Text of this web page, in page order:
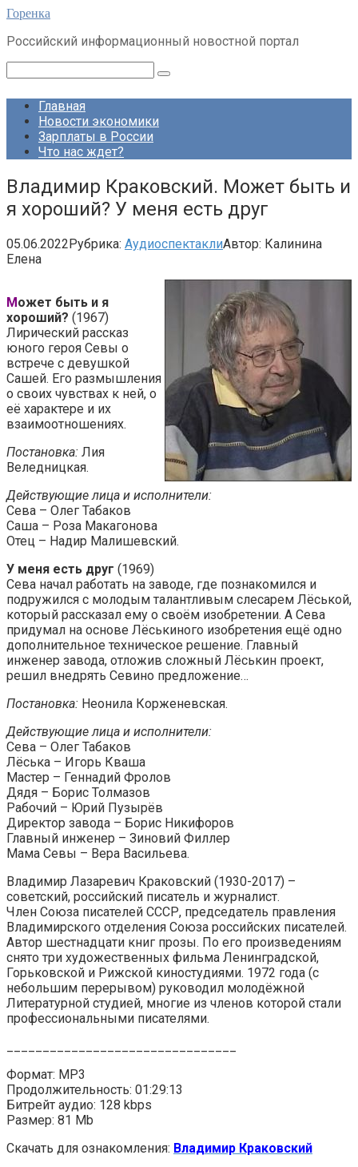
Перейти
контенту
Горенка
Российский информационный новостной портал
Главная
Новости экономики
Зарплаты в России
Что нас ждет?
Владимир Краковский. Может быть и
я хороший? У меня есть друг
05.06.2022Рубрика: АудиоспектаклиАвтор: Калинина
Елена
Может быть и я
хороший? (1967)
Лирический рассказ
юного героя Севы о
встрече с девушкой
Сашей. Его размышления
о своих чувствах к ней, о
её характере и их
взаимоотношениях.
Постановка: Лия
Веледницкая.
Действующие лица и исполнители:
Сева – Олег Табаков
Саша – Роза Макагонова
Отец – Надир Малишевский.
У меня есть друг (1969)
Сева начал работать на заводе, где познакомился и
подружился с молодым талантливым слесарем Лёськой,
который рассказал ему о своём изобретении. А Сева
придумал на основе Лёськиного изобретения ещё одно
дополнительное техническое решение. Главный
инженер завода, отложив сложный Лёськин проект,
решил внедрять Севино предложение…
Постановка: Неонила Корженевская.
Действующие лица и исполнители:
Сева – Олег Табаков
Лёська – Игорь Кваша
Мастер – Геннадий Фролов
Дядя – Борис Толмазов
Рабочий – Юрий Пузырёв
Директор завода – Борис Никифоров
Главный инженер – Зиновий Филлер
Мама Севы – Вера Васильева.
Владимир Лазаревич Краковский (1930-2017) –
советский, российский писатель и журналист.
Член Союза писателей СССР, председатель правления
Владимирского отделения Союза российских писателей.
Автор шестнадцати книг прозы. По его произведениям
снято три художественных фильма Ленинградской,
Горьковской и Рижской киностудиями. 1972 года (с
небольшим перерывом) руководил молодёжной
Литературной студией, многие из членов которой стали
профессиональными писателями.
Формат: MP3
Продолжительность: 01:29:13
Битрейт аудио: 128 kbps
Размер: 81 Mb
Скачать для ознакомления: Владимир Краковский